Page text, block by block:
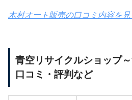
木村オート販売の口コミ内容を見
青空リサイクルショップ
口コミ・評判など